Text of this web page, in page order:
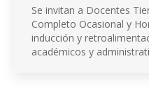
Se invitan a Docentes
Completo Ocasional y
inducción y
académicos y